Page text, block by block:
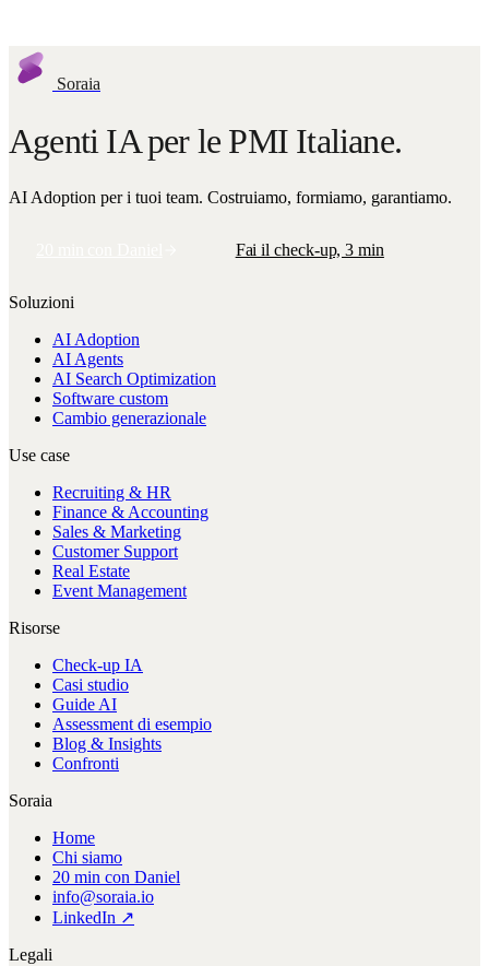
Soraia
Agenti IA per le PMI Italiane.
AI Adoption per i tuoi team. Costruiamo, formiamo, garantiamo.
Fai il check-up, 3 min
Soluzioni
AI Adoption
AI Agents
AI Search Optimization
Software custom
Cambio generazionale
Use case
Recruiting & HR
Finance & Accounting
Sales & Marketing
Customer Support
Real Estate
Event Management
Risorse
Check-up IA
Casi studio
Guide AI
Assessment di esempio
Blog & Insights
Confronti
Soraia
Home
Chi siamo
20 min con Daniel
info@soraia.io
LinkedIn ↗
Legali